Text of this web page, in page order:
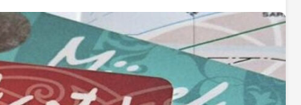
GENEL
İstifa eden Mersin vekili
Çakır’dan açıklama:
“Yörük çocuğu, suçlanan